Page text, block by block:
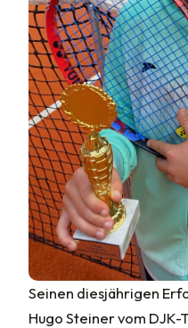
Seinen diesjährigen
Hugo Steiner vom DJK-